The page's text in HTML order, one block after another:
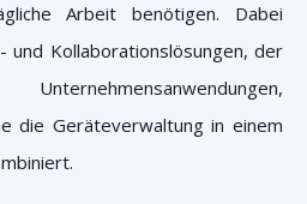
Arbeit benötigen. Dabei
und Kollaborationslösungen, der
die Geräteverwaltung in einem